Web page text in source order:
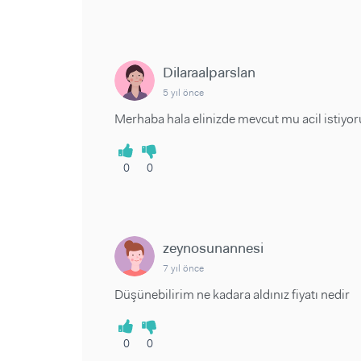
Dilaraalparslan
5 yıl önce
Merhaba hala elinizde mevcut mu acil
0 0
zeynosunannesi
7 yıl önce
Düşünebilirim ne kadara aldınız fiyatı nedir
0 0